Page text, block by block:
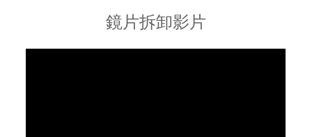
鏡片拆卸影片